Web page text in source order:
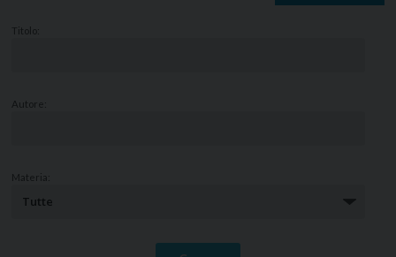
Titolo:
Autore:
Materia: